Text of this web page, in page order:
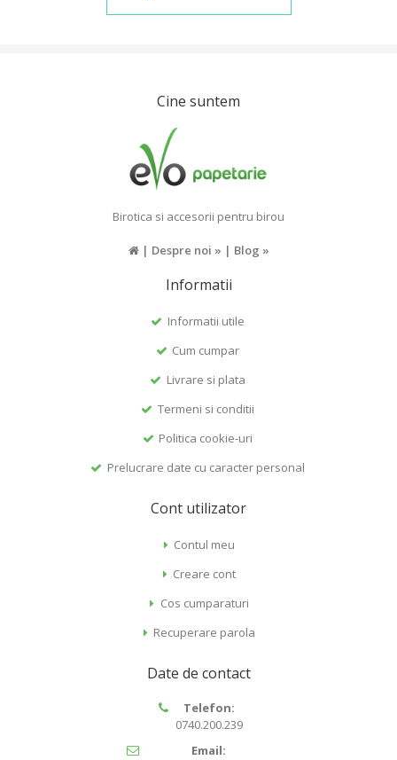
Cine suntem
Birotica si accesorii pentru birou
| Despre noi » | Blog »
Informatii
Informatii utile
Cum cumpar
Livrare si plata
Termeni si conditii
Politica cookie-uri
Prelucrare date cu caracter personal
Cont utilizator
Contul meu
Creare cont
Cos cumparaturi
Recuperare parola
Date de contact
Telefon:
0740.200.239
Email: